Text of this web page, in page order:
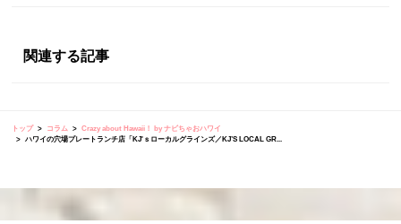
関連する記事
トップ コラム
Crazy about Hawaii！ by ナビちゃおハワイ
ハワイの穴場プレートランチ店「KJ'ｓローカルグラインズ／KJ’S LOCAL GR...